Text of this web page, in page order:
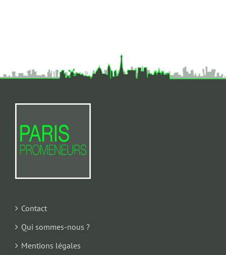
Contact
Qui sommes-nous ?
Mentions légales